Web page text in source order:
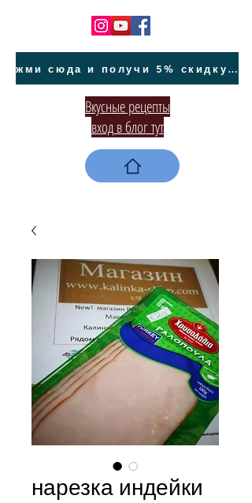
жми сюда и получи 5% скидку на покупку авто на Кипре и автообслуживание
Вкусные рецепты
вход в блог тут
нарезка индейки